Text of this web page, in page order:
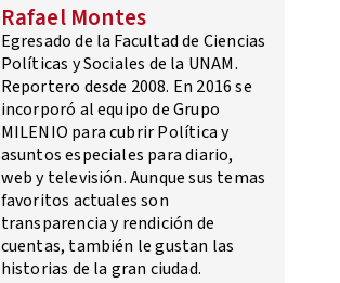
Rafael Montes
Egresado de la Facultad de Ciencias
Políticas y Sociales de la UNAM.
Reportero desde 2008. En 2016 se
incorporó al equipo de Grupo
MILENIO para cubrir Política y
asuntos especiales para diario,
web y televisión. Aunque sus temas
favoritos actuales son
transparencia y rendición de
cuentas, también le gustan las
historias de la gran ciudad.